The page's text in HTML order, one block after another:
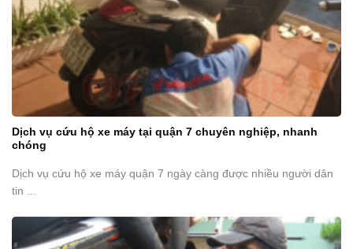
Dịch vụ cứu hộ xe máy tại quận 7 chuyên nghiệp, nhanh
chóng
Dịch vụ cứu hộ xe máy quận 7 ngày càng được nhiều người dân
tin ...